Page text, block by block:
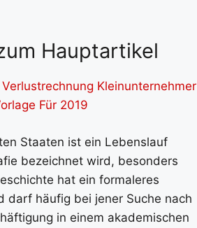
Hauptartikel
Kleinunternehmer
Für 2019
Staaten ist ein Lebenslauf
bezeichnet wird, besonders
hat ein formaleres
darf häufig bei jener Suche nach
in einem akademischen